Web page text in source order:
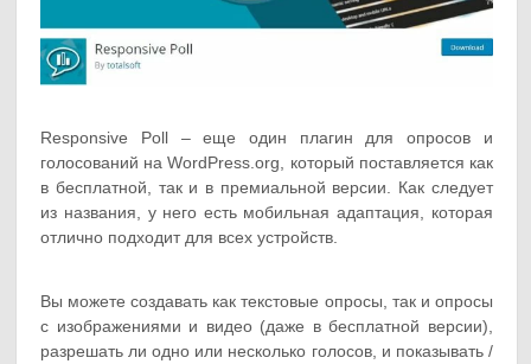
Responsive Poll – еще один плагин для опросов и
голосований на WordPress.org, который поставляется как
в бесплатной, так и в премиальной версии. Как следует
из названия, у него есть мобильная адаптация, которая
отлично подходит для всех устройств.
Вы можете создавать как текстовые опросы, так и опросы
с изображениями и видео (даже в бесплатной версии),
разрешать ли одно или несколько голосов, и показывать /